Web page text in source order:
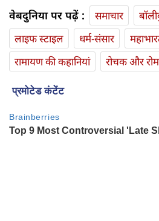
वेबदुनिया पर पढ़ें : समाचार
लाइफ स्‍टाइल
धर्म-संसार
रामायण की कहानियां
रोचक और